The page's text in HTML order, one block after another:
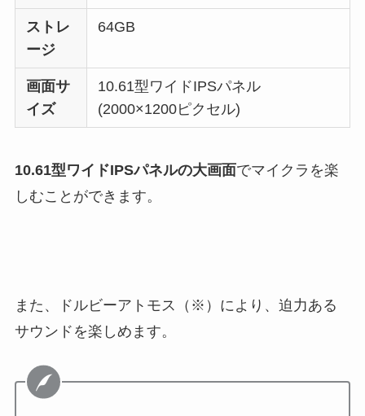
ストレ
ージ
64GB
画面サ
イズ
10.61型ワイドIPSパネル
(2000×1200ピクセル)
10.61型ワイドIPSパネルの大画面でマイクラを楽
しむことができます。
また、ドルビーアトモス（※）により、 迫力ある
サウンド を楽しめます。